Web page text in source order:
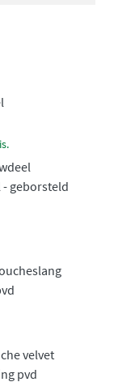
voor in
staat deze
design.
alternatief
niet
die
een stuk
ook
- geborsteld
velvet
pvd